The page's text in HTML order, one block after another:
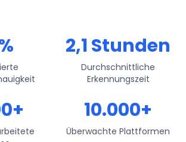
2,1 Stunden
Durchschnittliche
Erkennungszeit
10.000+
Überwachte Plattformen